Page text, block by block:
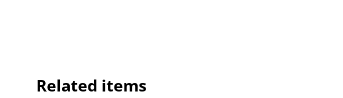
Related items